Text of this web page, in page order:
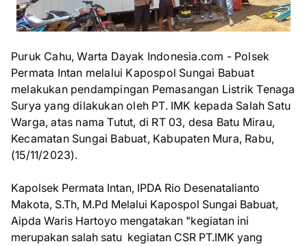
Puruk Cahu, Warta Dayak Indonesia.com - Polsek
Permata Intan melalui Kapospol Sungai Babuat
melakukan pendampingan Pemasangan Listrik Tenaga
Surya yang dilakukan oleh PT. IMK kepada Salah Satu
Warga, atas nama Tutut, di RT 03, desa Batu Mirau,
Kecamatan Sungai Babuat, Kabupaten Mura, Rabu,
(15/11/2023).
Kapolsek Permata Intan, IPDA Rio Desenatalianto
Makota, S.Th, M.Pd Melalui Kapospol Sungai Babuat,
Aipda Waris Hartoyo mengatakan "kegiatan ini
merupakan salah satu kegiatan CSR PT.IMK yang